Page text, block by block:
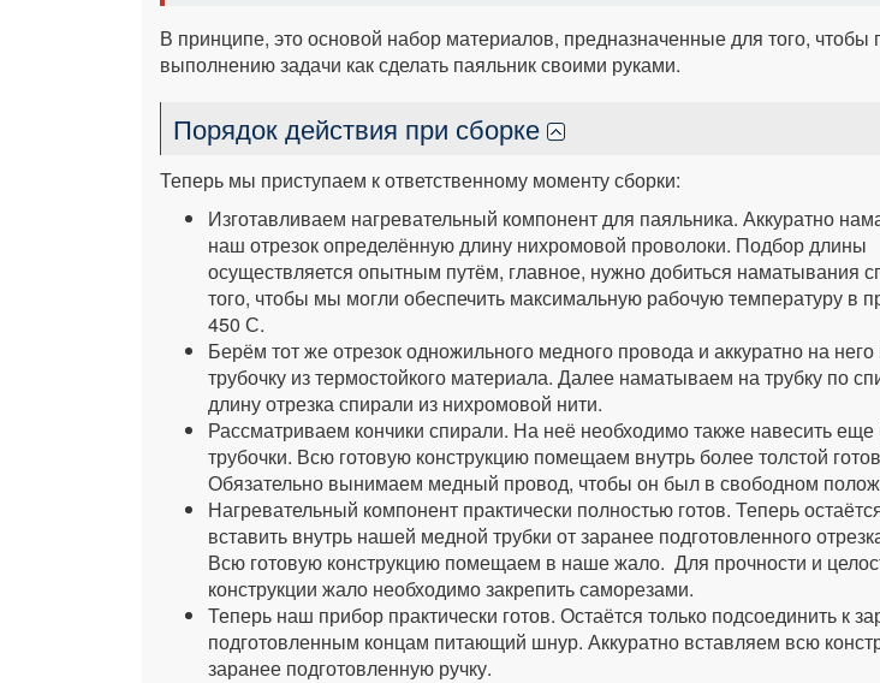
В принципе, это основой набор материалов, предназначенные для того, чтобы
выполнению задачи как сделать паяльник своими руками.
Порядок действия при сборке
Теперь мы приступаем к ответственному моменту сборки:
Изготавливаем нагревательный компонент для паяльника. Аккуратно
наш отрезок определённую длину нихромовой проволоки. Подбор длины
осуществляется опытным путём, главное, нужно добиться наматывания
того, чтобы мы могли обеспечить максимальную рабочую температуру в
450 С.
Берём тот же отрезок одножильного медного провода и аккуратно на
трубочку из термостойкого материала. Далее наматываем на трубку по
длину отрезка спирали из нихромовой нити.
Рассматриваем кончики спирали. На неё необходимо также навесить еще
трубочки. Всю готовую конструкцию помещаем внутрь более толстой
Обязательно вынимаем медный провод, чтобы он был в свободном
Нагревательный компонент практически полностью готов. Теперь
вставить внутрь нашей медной трубки от заранее подготовленного
Всю готовую конструкцию помещаем в наше жало. Для прочности и
конструкции жало необходимо закрепить саморезами.
Теперь наш прибор практически готов. Остаётся только подсоединить к
подготовленным концам питающий шнур. Аккуратно вставляем всю
заранее подготовленную ручку.